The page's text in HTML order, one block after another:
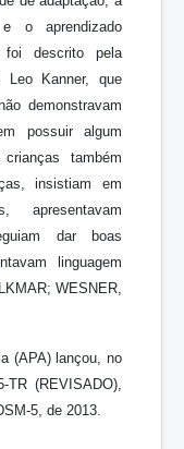
o aprendizado
foi descrito pela
Kanner, que
demonstravam
possuir algum
também
insistiam em
apresentavam
dar boas
linguagem
WESNER,
(APA) lançou, no
(REVISADO),
5, de 2013.